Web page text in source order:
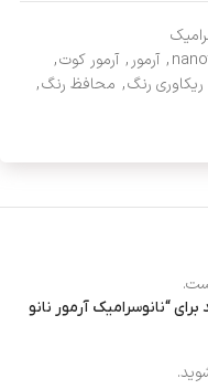
, آرمور, آرمور کوت,
ریکاوری رنگ, محافظ رنگ,
“نانوسرامیک آرمور نانو